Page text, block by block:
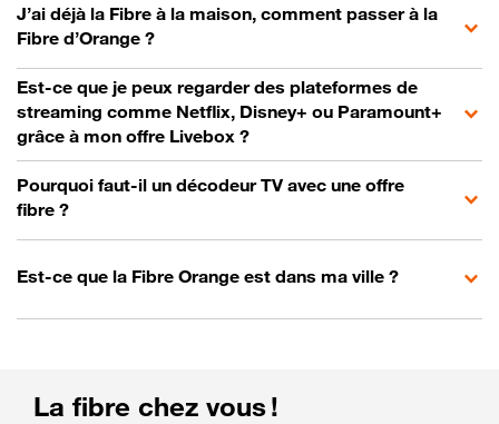
J’ai déjà la Fibre à la maison, comment passer à la
Fibre d’Orange ?
Est-ce que je peux regarder des plateformes de
streaming comme Netflix, Disney+ ou Paramount+
grâce à mon offre Livebox ?
Pourquoi faut-il un décodeur TV avec une offre
fibre ?
Est-ce que la Fibre Orange est dans ma ville ?
La fibre chez vous !